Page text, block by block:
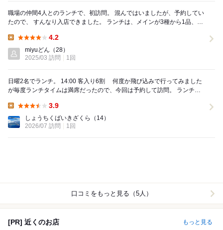
職場の仲間4人とのランチで、初訪問。 混んではいましたが、予約してい
たので、 すんなり入店できました。 ランチは、メインが3種から1品、副
4.2
miyuどん （28）
2025/03 訪問
1回
日曜2名でランチ。 14:00 客入り6割 何度か飛び込みで行ってみました
が毎度ランチタイムは満席だったので、今回は予約して訪問。 ランチセ
3.9
しょうちくばいきざくら
（14）
2026/07 訪問
1回
口コミをもっと見る（5人）
[PR] 近くのお店 もっと見る